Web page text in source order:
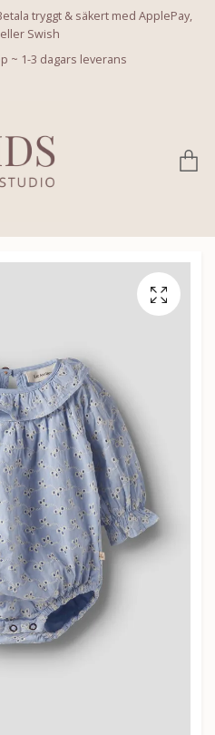
tryggt & säkert med ApplePay,
Swish
~ 1-3 dagars leverans